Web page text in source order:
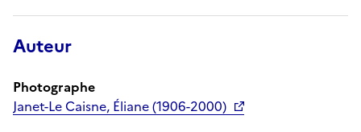
Auteur
Photographe
Janet-Le Caisne, Éliane (1906-2000)